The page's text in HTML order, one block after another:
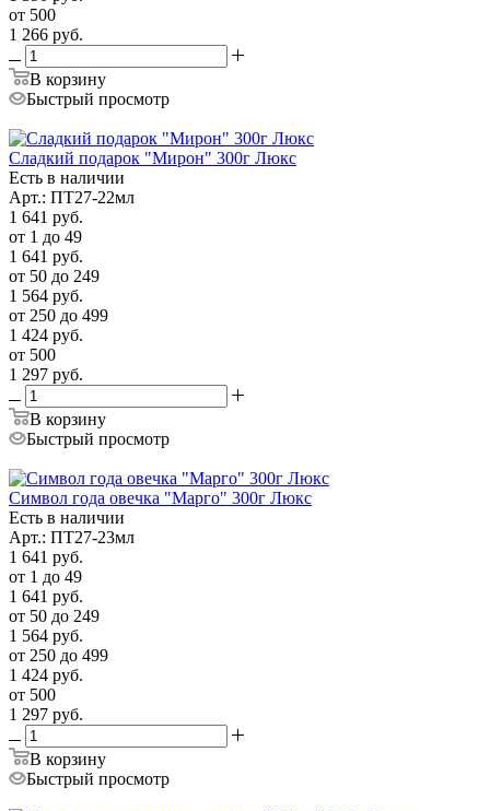
от 500
1 266 руб.
В корзину
Быстрый просмотр
Сладкий подарок "Мирон" 300г Люкс
Есть в наличии
Арт.: ПТ27-22мл
1 641 руб.
от 1 до 49
1 641 руб.
от 50 до 249
1 564 руб.
от 250 до 499
1 424 руб.
от 500
1 297 руб.
В корзину
Быстрый просмотр
Символ года овечка "Марго" 300г Люкс
Есть в наличии
Арт.: ПТ27-23мл
1 641 руб.
от 1 до 49
1 641 руб.
от 50 до 249
1 564 руб.
от 250 до 499
1 424 руб.
от 500
1 297 руб.
В корзину
Быстрый просмотр